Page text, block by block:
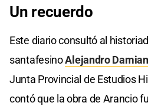
Un recuerdo
Este diario consultó al
santafesinoAlejandro
Junta Provincial de Estudios
contó que la obra de Arancio